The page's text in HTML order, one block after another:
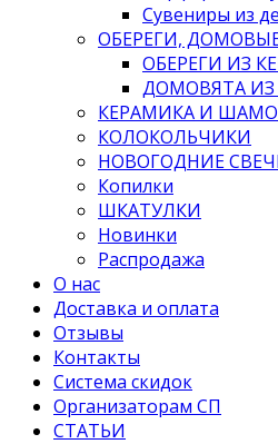
Сувениры из
ОБЕРЕГИ,
ОБЕРЕГИ ИЗ
ДОМОВЯТА
КЕРАМИКА И
КОЛОКОЛЬЧИКИ
НОВОГОДНИЕ
Копилки
ШКАТУЛКИ
Новинки
Распродажа
О нас
Доставка и оплата
Отзывы
Контакты
Система скидок
Организаторам СП
СТАТЬИ